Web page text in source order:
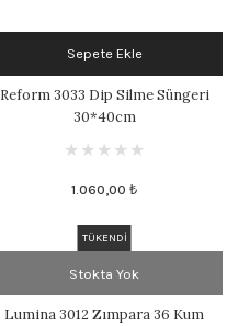
Sepete Ekle
Reform 3033 Dip Silme Süngeri
30*40cm
1.060,00 ₺
TÜKENDİ
Stokta Yok
Lumina 3012 Zımpara 36 Kum